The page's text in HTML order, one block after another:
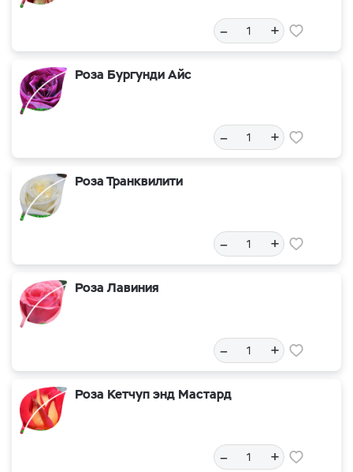
– +
Роза Бургунди Айс
– +
Роза Транквилити
– +
Роза Лавиния
– +
Роза Кетчуп энд Мастард
– +